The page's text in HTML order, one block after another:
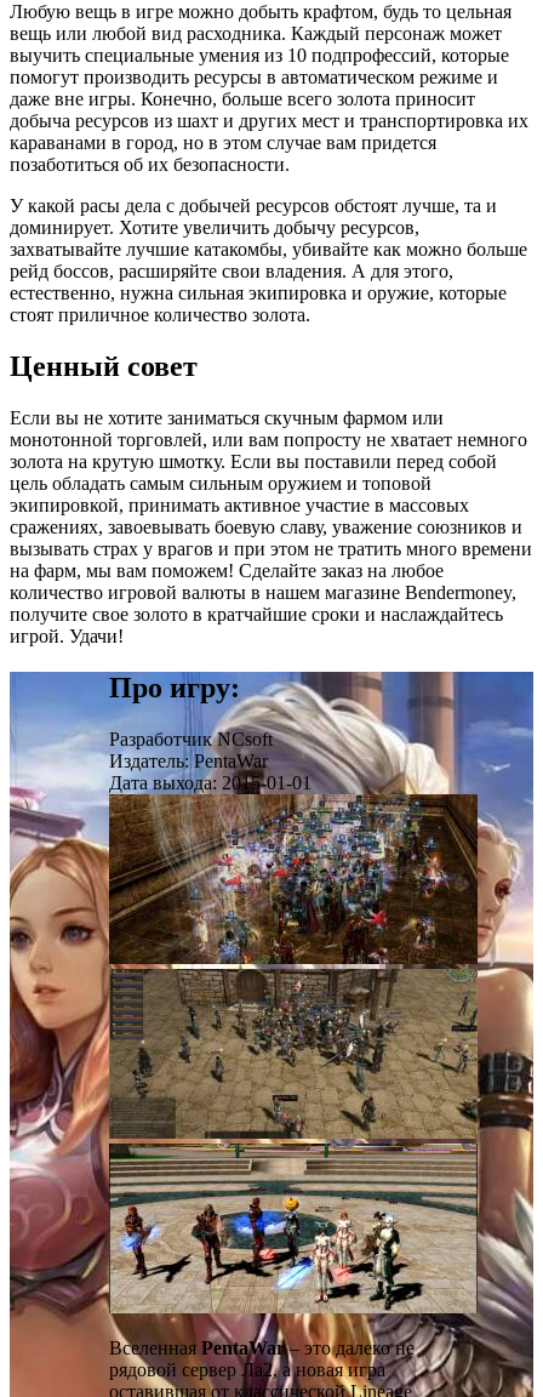
Любую вещь в игре можно добыть крафтом, будь то цельная
вещь или любой вид расходника. Каждый персонаж может
выучить специальные умения из 10 подпрофессий, которые
помогут производить ресурсы в автоматическом режиме и
даже вне игры. Конечно, больше всего золота приносит
добыча ресурсов из шахт и других мест и транспортировка их
караванами в город, но в этом случае вам придется
позаботиться об их безопасности.
У какой расы дела с добычей ресурсов обстоят лучше, та и
доминирует. Хотите увеличить добычу ресурсов,
захватывайте лучшие катакомбы, убивайте как можно больше
рейд боссов, расширяйте свои владения. А для этого,
естественно, нужна сильная экипировка и оружие, которые
стоят приличное количество золота.
Ценный совет
Если вы не хотите заниматься скучным фармом или
монотонной торговлей, или вам попросту не хватает немного
золота на крутую шмотку. Если вы поставили перед собой
цель обладать самым сильным оружием и топовой
экипировкой, принимать активное участие в массовых
сражениях, завоевывать боевую славу, уважение союзников и
вызывать страх у врагов и при этом не тратить много времени
на фарм, мы вам поможем! Сделайте заказ на любое
количество игровой валюты в нашем магазине Bendermoney,
получите свое золото в кратчайшие сроки и наслаждайтесь
игрой. Удачи!
Про игру:
РазработчикNCsoft
Издатель:PentaWar
Дата выхода: 2015-01-01
Вселенная PentaWar– это далеко не
рядовой сервер Ла2, а новая игра
оставившая от классической Lineage